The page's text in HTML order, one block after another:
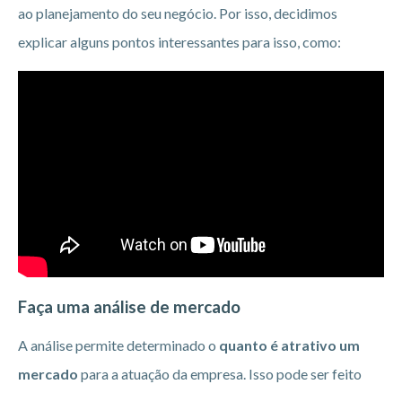
ao planejamento do seu negócio. Por isso, decidimos
explicar alguns pontos interessantes para isso, como:
Faça uma análise de mercado
A análise permite determinado o quanto é atrativo um
mercado para a atuação da empresa. Isso pode ser feito